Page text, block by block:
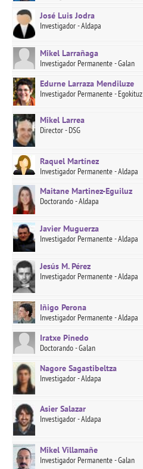
José Luis Jodra
Investigador - Aldapa
Mikel Larrañaga
Investigador Permanente - Galan
Edurne Larraza Mendiluze
Investigador Permanente - Egokituz
Mikel Larrea
Director - DSG
Raquel Martínez
Investigador Permanente - Aldapa
Maitane Martinez-Eguiluz
Doctorando - Aldapa
Javier Muguerza
Investigador Permanente - Aldapa
Jesús M. Pérez
Investigador Permanente - Aldapa
Iñigo Perona
Investigador Permanente - Aldapa
Iratxe Pinedo
Doctorando - Galan
Nagore Sagastibeltza
Investigador - Aldapa
Asier Salazar
Investigador - Aldapa
Mikel Villamañe
Investigador Permanente - Galan